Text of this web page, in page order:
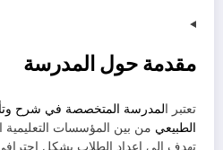
مقدمة حول المدرسة
تعتبر المدرسة المتخصصة في شرح
الطبيعي من بين المؤسسات التعليمية
تهدف إلى إعداد الطلاب بشكل